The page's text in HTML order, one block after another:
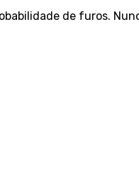
de furos.